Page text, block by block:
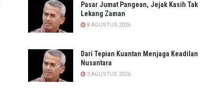
Pasar Jumat Pangean, Jejak Kasih Tak
Lekang Zaman
8 AGUSTUS 2026
Dari Tepian Kuantan Menjaga Keadilan
Nusantara
3 AGUSTUS 2026